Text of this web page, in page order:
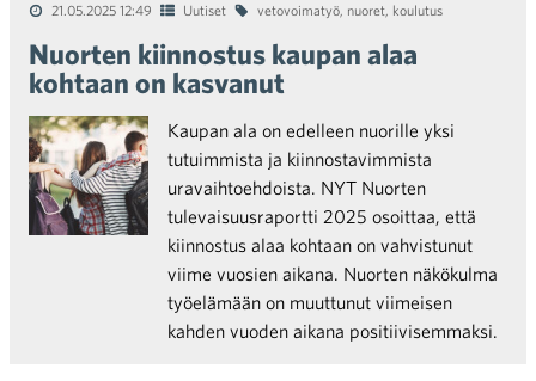
21.05.2025 12:49 Uutiset vetovoimatyö, nuoret, koulutus
Nuorten kiinnostus kaupan alaa
kohtaan on kasvanut
Kaupan ala on edelleen nuorille yksi
tutuimmista ja kiinnostavimmista
uravaihtoehdoista. NYT Nuorten
tulevaisuusraportti 2025 osoittaa, että
kiinnostus alaa kohtaan on vahvistunut
viime vuosien aikana. Nuorten näkökulma
työelämään on muuttunut viimeisen
kahden vuoden aikana positiivisemmaksi.